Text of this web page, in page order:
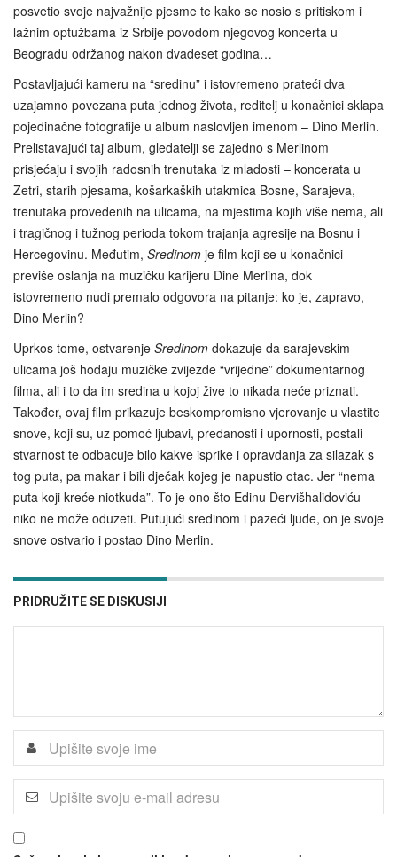
posvetio svoje najvažnije pjesme te kako se nosio s pritiskom i
lažnim optužbama iz Srbije povodom njegovog koncerta u
Beogradu održanog nakon dvadeset godina…
Postavljajući kameru na “sredinu” i istovremeno prateći dva
uzajamno povezana puta jednog života, reditelj u konačnici sklapa
pojedinačne fotografije u album naslovljen imenom – Dino Merlin.
Prelistavajući taj album, gledatelji se zajedno s Merlinom
prisjećaju i svojih radosnih trenutaka iz mladosti – koncerata u
Zetri, starih pjesama, košarkaških utakmica Bosne, Sarajeva,
trenutaka provedenih na ulicama, na mjestima kojih više nema, ali
i tragičnog i tužnog perioda tokom trajanja agresije na Bosnu i
Hercegovinu. Međutim, Sredinom je film koji se u konačnici
previše oslanja na muzičku karijeru Dine Merlina, dok
istovremeno nudi premalo odgovora na pitanje: ko je, zapravo,
Dino Merlin?
Uprkos tome, ostvarenje Sredinom dokazuje da sarajevskim
ulicama još hodaju muzičke zvijezde “vrijedne” dokumentarnog
filma, ali i to da im sredina u kojoj žive to nikada neće priznati.
Također, ovaj film prikazuje beskompromisno vjerovanje u vlastite
snove, koji su, uz pomoć ljubavi, predanosti i upornosti, postali
stvarnost te odbacuje bilo kakve isprike i opravdanja za silazak s
tog puta, pa makar i bili dječak kojeg je napustio otac. Jer “nema
puta koji kreće niotkuda”. To je ono što Edinu Dervišhalidoviću
niko ne može oduzeti. Putujući sredinom i pazeći ljude, on je svoje
snove ostvario i postao Dino Merlin.
PRIDRUŽITE SE DISKUSIJI